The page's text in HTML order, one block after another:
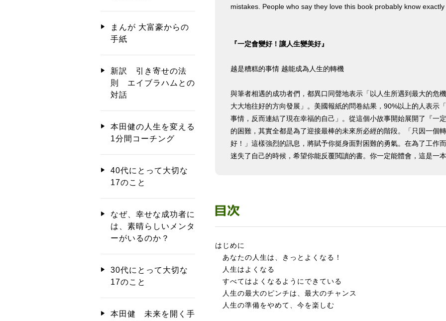
mistakes. People who say they love this book probably know exactly
『一定會變好！讓人生變美好』
越是糟糕的事情 越能成為人生的轉機
與筆者相遇的成功者們，都異口同聲地表示「以人生所遇到最大的危
大大地往好的方向發展」。美國報紙的問卷結果，90%以上的人表示
事情，反而連結了現在幸福的自己」。從這個小故事開始展開了『一
的困難，其實全都是為了迎接最棒的未來所必經的階段。「只因一個
好！」這樣強烈的訊息，將賦予你挺身面對困難的勇氣。在為了工作
迷失了自己的時候，希望你能反覆閲讀的書。你一定能體會，這是一
はじめに
あなたの人生は、きっとよくなる！
人生はよくなる
すべてはよくなるようにできている
人生の最大のピンチは、最大のチャンス
人生の準備をやめて、今を楽しむ
まんが 大富豪からの
手紙
新訳 引き寄せの法
則 エイブラハムとの
対話
本田健の人生を変える
1分間コーチング
40代にとって大切な
17のこと
なぜ、幸せな成功者に
は、素晴らしいメンタ
ーがいるのか？
30代にとって大切な
17のこと
本田健 未来を開く手